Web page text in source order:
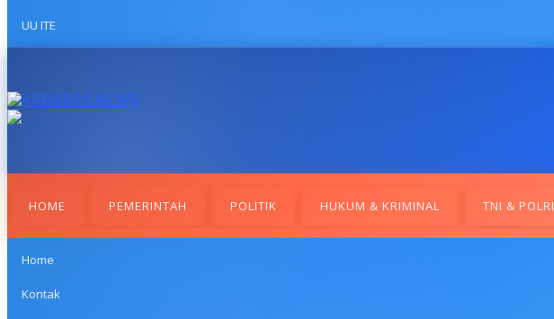
UU ITE
HOME PEMERINTAH POLITIK HUKUM & KRIMINAL TNI & POLRI
Home
Kontak